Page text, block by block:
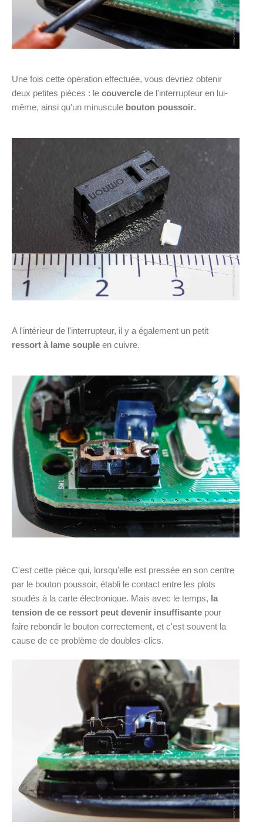
Une fois cette opération effectuée, vous devriez obtenir
deux petites pièces : le couvercle de l'interrupteur en lui-
même, ainsi qu'un minuscule bouton poussoir.
A l'intérieur de l'interrupteur, il y a également un petit
ressort à lame souple en cuivre.
C'est cette pièce qui, lorsqu'elle est pressée en son centre
par le bouton poussoir, établi le contact entre les plots
soudés à la carte électronique. Mais avec le temps, la
tension de ce ressort peut devenir insuffisante pour
faire rebondir le bouton correctement, et c'est souvent la
cause de ce problème de doubles-clics.